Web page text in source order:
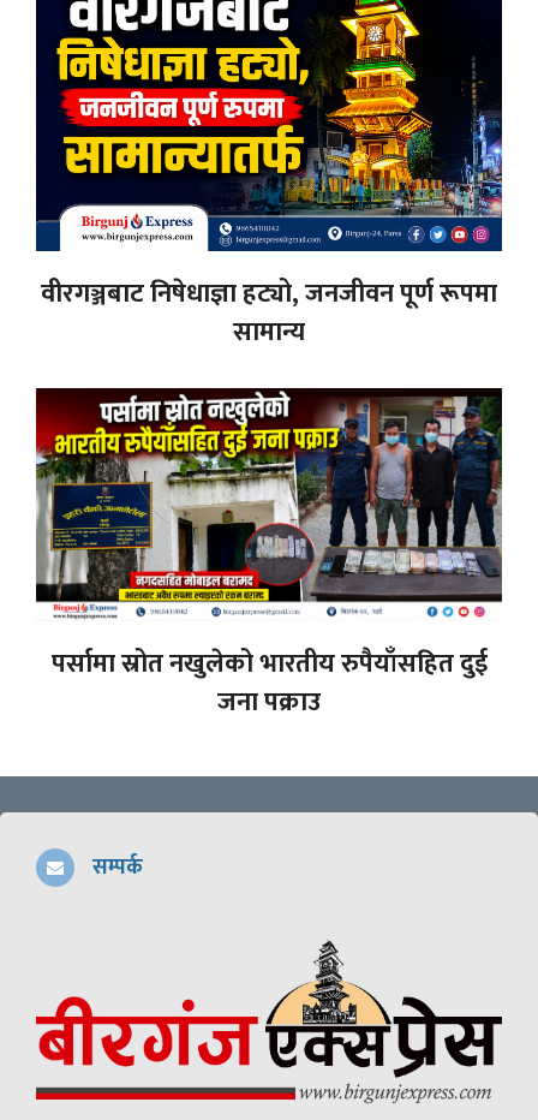
वीरगञ्जबाट निषेधाज्ञा हट्यो, जनजीवन पूर्ण रूपमा
सामान्य
पर्सामा स्रोत नखुलेको भारतीय रुपैयाँसहित दुई
जना पक्राउ
सम्पर्क